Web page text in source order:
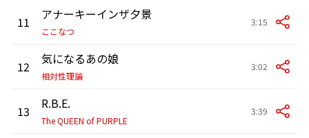
11 アナーキーインザ夕景
ここなつ
3:15
12 気になるあの娘
相対性理論
3:02
13 R.B.E.
The QUEEN of PURPLE
3:39